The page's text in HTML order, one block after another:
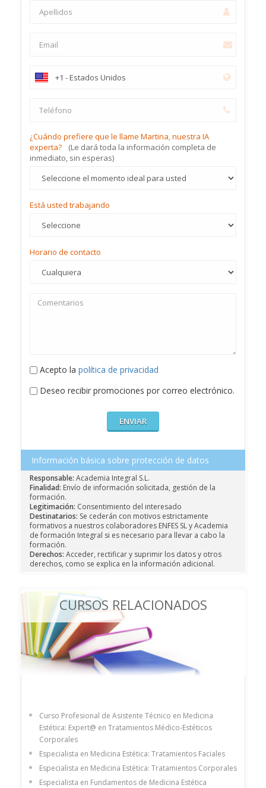
¿Cuándo prefiere que le llame Martina, nuestra IA
experta?
(Le dará toda la información completa de
inmediato, sin esperas)
Está usted trabajando
Horario de contacto
Acepto la política de privacidad
Deseo recibir promociones por correo electrónico.
Información básica sobre protección de datos
Responsable: Academia Integral S.L.
Finalidad: Envío de información solicitada, gestión de la
formación.
Legitimación: Consentimiento del interesado
Destinatarios: Se cederán con motivos estrictamente
formativos a nuestros colaboradores ENFES SL y Academia
de formación Integral si es necesario para llevar a cabo la
formación.
Derechos: Acceder, rectificar y suprimir los datos y otros
derechos, como se explica en la información adicional.
CURSOS RELACIONADOS
Curso Profesional de Asistente Técnico en Medicina
Estética: Expert@ en Tratamientos Médico-Estéticos
Corporales
Especialista en Medicina Estética: Tratamientos Faciales
Especialista en Medicina Estética: Tratamientos Corporales
Especialista en Fundamentos de Medicina Estética